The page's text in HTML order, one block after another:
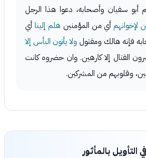
أبو سفيان وأصحابه، دعوا هذا الرجل
لإخوانهم أي من المؤمنين هلم إلينا أي
فإنه هالك ومقتول ولا يأتون البأس إلا
القتال إلا كارهين. وان حضروه كانت
وقلوبهم من المشركين.
التأويل بالمأثور